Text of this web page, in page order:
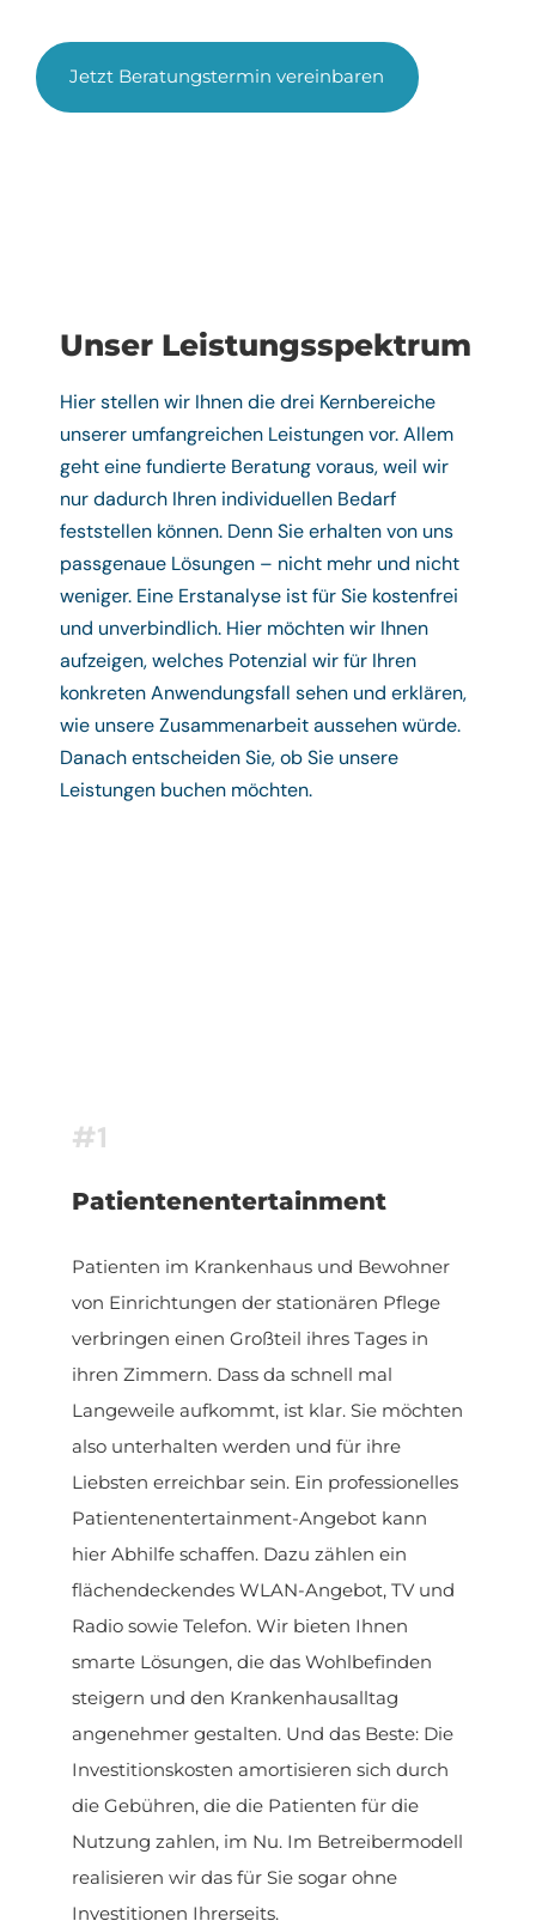
Jetzt Beratungstermin vereinbaren
Unser Leistungsspektrum
Hier stellen wir Ihnen die drei Kernbereiche
unserer umfangreichen Leistungen vor. Allem
geht eine fundierte Beratung voraus, weil wir
nur dadurch Ihren individuellen Bedarf
feststellen können. Denn Sie erhalten von uns
passgenaue Lösungen – nicht mehr und nicht
weniger. Eine Erstanalyse ist für Sie kostenfrei
und unverbindlich. Hier möchten wir Ihnen
aufzeigen, welches Potenzial wir für Ihren
konkreten Anwendungsfall sehen und erklären,
wie unsere Zusammenarbeit aussehen würde.
Danach entscheiden Sie, ob Sie unsere
Leistungen buchen möchten.
#1
Patientenentertainment
Patienten im Krankenhaus und Bewohner
von Einrichtungen der stationären Pflege
verbringen einen Großteil ihres Tages in
ihren Zimmern. Dass da schnell mal
Langeweile aufkommt, ist klar. Sie möchten
also unterhalten werden und für ihre
Liebsten erreichbar sein. Ein professionelles
Patientenentertainment-Angebot kann
hier Abhilfe schaffen. Dazu zählen ein
flächendeckendes WLAN-Angebot, TV und
Radio sowie Telefon. Wir bieten Ihnen
smarte Lösungen, die das Wohlbefinden
steigern und den Krankenhausalltag
angenehmer gestalten. Und das Beste: Die
Investitionskosten amortisieren sich durch
die Gebühren, die die Patienten für die
Nutzung zahlen, im Nu. Im Betreibermodell
realisieren wir das für Sie sogar ohne
Investitionen Ihrerseits.